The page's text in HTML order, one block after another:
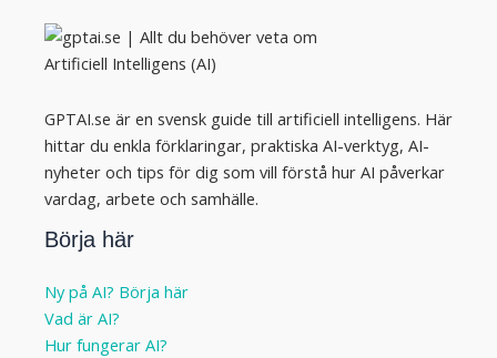
GPTAI.se är en svensk guide till artificiell intelligens. Här
hittar du enkla förklaringar, praktiska AI-verktyg, AI-
nyheter och tips för dig som vill förstå hur AI påverkar
vardag, arbete och samhälle.
Börja här
Ny på AI? Börja här
Vad är AI?
Hur fungerar AI?